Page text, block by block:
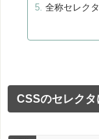
全称セレク
CSSのセレクタ